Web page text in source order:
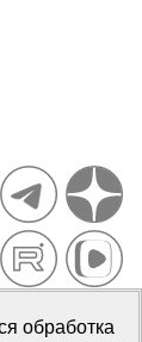
обработка